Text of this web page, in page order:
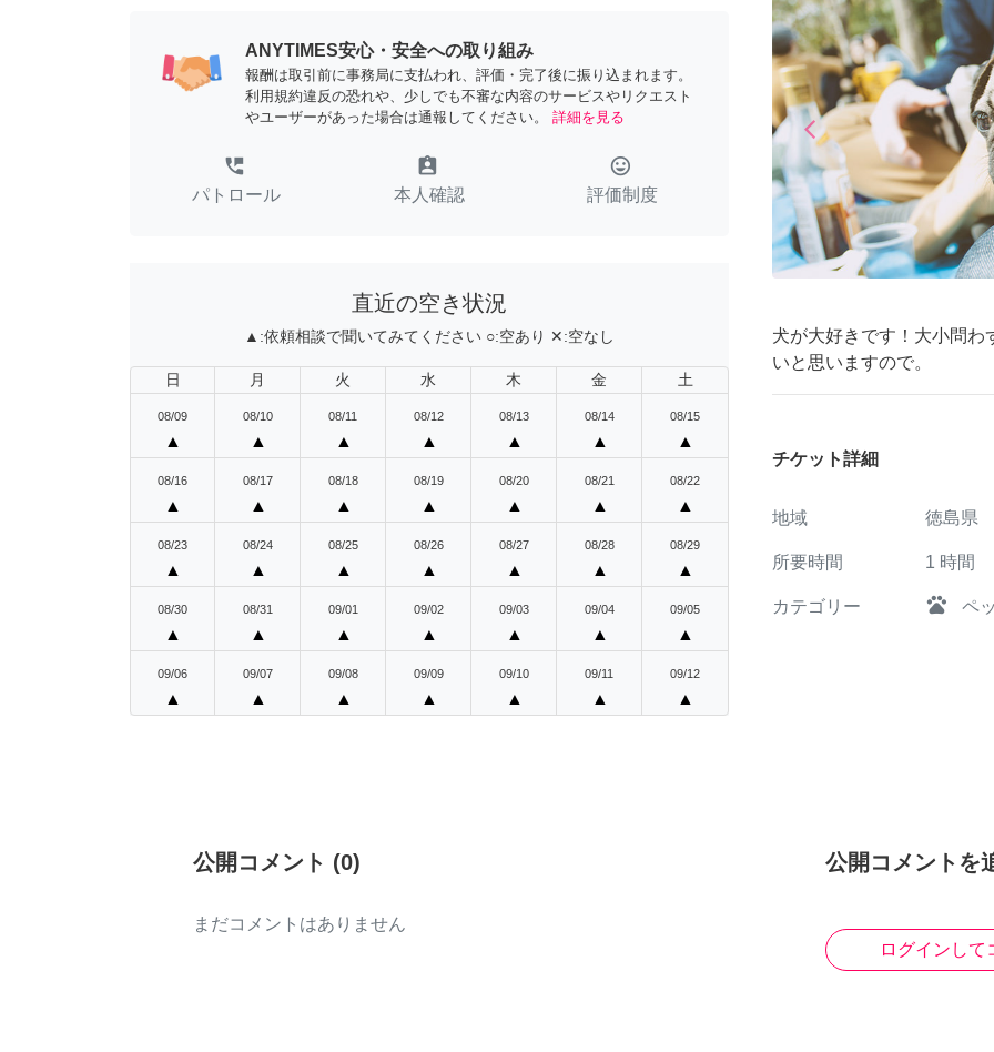
ANYTIMES安心・安全への取り組み
報酬は取引前に事務局に支払われ、評価・完了後に振り込まれます。
利用規約違反の恐れや、少しでも不審な内容のサービスやリクエスト
やユーザーがあった場合は通報してください。
詳細を見る
perm_phone_msg
パトロール
assignment_ind
本人確認
tag_faces
評価制度
直近の空き状況
▲:依頼相談で聞いてみてください ○:空あり ✕:空なし
日 月 火 水 木 金 土
08/09
▲
08/10
▲
08/11
▲
08/12
▲
08/13
▲
08/14
▲
08/15
▲
08/16
▲
08/17
▲
08/18
▲
08/19
▲
08/20
▲
08/21
▲
08/22
▲
08/23
▲
08/24
▲
08/25
▲
08/26
▲
08/27
▲
08/28
▲
08/29
▲
08/30
▲
08/31
▲
09/01
▲
09/02
▲
09/03
▲
09/04
▲
09/05
▲
09/06
▲
09/07
▲
09/08
▲
09/09
▲
09/10
▲
09/11
▲
09/12
▲
arrow_back_iosPrevious
犬が大好きです！大小問わ
いと思いますので。
チケット詳細
地域 徳島県
所要時間 1 時間
カテゴリー pets ペ
公開コメント (0)
まだコメントはありません
公開コメントを
ログインして